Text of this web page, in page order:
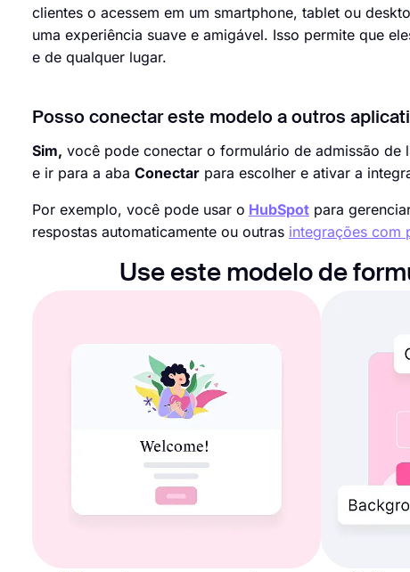
clientes o acessem em um smartphone, tablet ou
uma experiência suave e amigável. Isso permite que
e de qualquer lugar.
Posso conectar este modelo a outros
Sim, você pode conectar o formulário de admissão
e ir para a aba Conectar para escolher e ativar a
Por exemplo, você pode usar o HubSpot para
respostas automaticamente ou outras integrações com
Use este modelo de